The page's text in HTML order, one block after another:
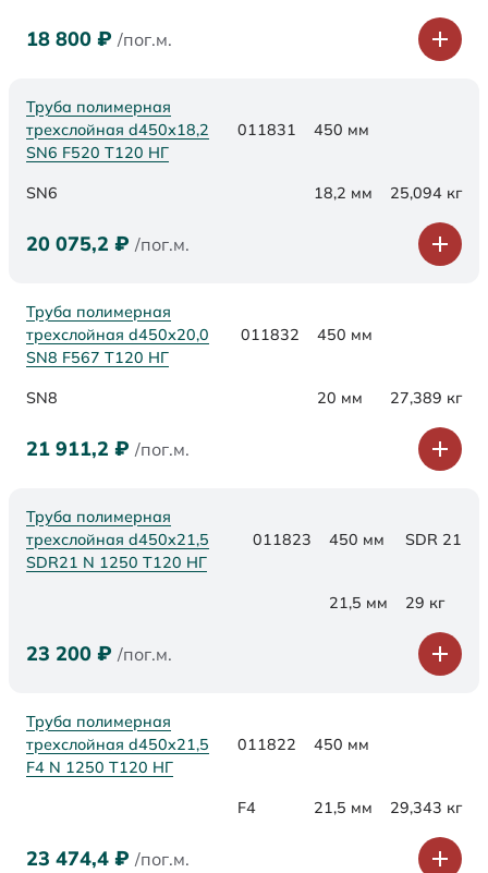
18 800 ₽ /пог.м.
Труба полимерная
трехслойная d450х18,2
SN6 F520 Т120 НГ
011831 450 мм
SN6 18,2 мм 25,094 кг
20 075,2 ₽ /пог.м.
Труба полимерная
трехслойная d450х20,0
SN8 F567 Т120 НГ
011832 450 мм
SN8 20 мм 27,389 кг
21 911,2 ₽ /пог.м.
Труба полимерная
трехслойная d450x21,5
SDR21 N 1250 Т120 НГ
011823 450 мм SDR 21
21,5 мм 29 кг
23 200 ₽ /пог.м.
Труба полимерная
трехслойная d450x21,5
F4 N 1250 Т120 НГ
011822 450 мм
F4 21,5 мм 29,343 кг
23 474,4 ₽ /пог.м.